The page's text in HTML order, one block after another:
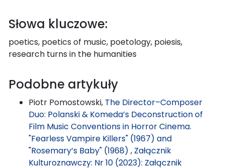
Słowa kluczowe:
poetics, poetics of music, poetology, poiesis,
research turns in the humanities
Podobne artykuły
Piotr Pomostowski, The Director–Composer
Duo: Polanski & Komeda’s Deconstruction of
Film Music Conventions in Horror Cinema.
"Fearless Vampire Killers" (1967) and
"Rosemary’s Baby" (1968) , Załącznik
Kulturoznawczy: Nr 10 (2023): Załącznik